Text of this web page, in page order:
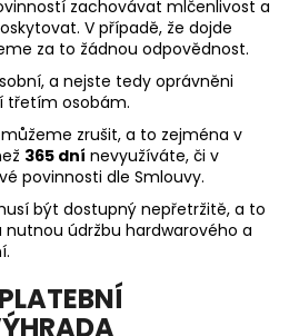
zachovávat mlčenlivost a
V případě, že dojde
za to žádnou odpovědnost.
a nejste tedy oprávněni
třetím osobám.
zrušit, a to zejména v
365 dní nevyužíváte, či v
povinnosti dle Smlouvy.
být dostupný nepřetržitě, a to
údržbu hardwarového a